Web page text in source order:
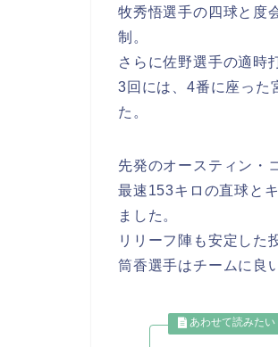
牧秀悟選手の四球と度
制。
さらに佐野選手の適時
3回には、4番に座った
た。
先発のオースティン・
最速153キロの直球と
ました。
リリーフ陣も安定した
筒香選手はチームに良